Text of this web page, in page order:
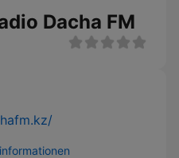
Dacha FM